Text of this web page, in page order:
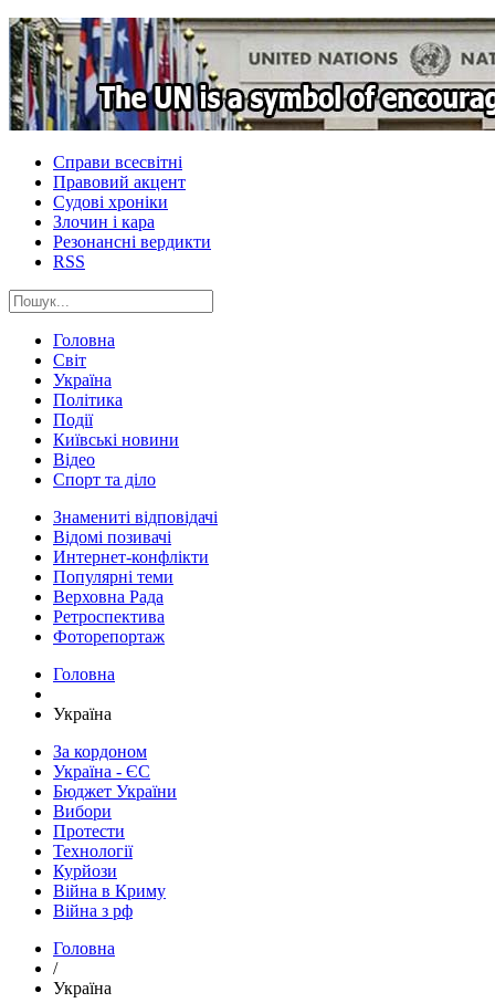
Справи всесвітні
Правовий акцент
Судові хроніки
Злочин і кара
Резонансні вердикти
RSS
Головна
Світ
Україна
Політика
Події
Київські новини
Відео
Спорт та діло
Знамениті відповідачі
Відомі позивачі
Интернет-конфлікти
Популярні теми
Верховна Рада
Ретроспектива
Фоторепортаж
Головна
Україна
За кордоном
Україна - ЄС
Бюджет України
Вибори
Протести
Технології
Курйози
Війна в Криму
Війна з рф
Головна
/
Україна